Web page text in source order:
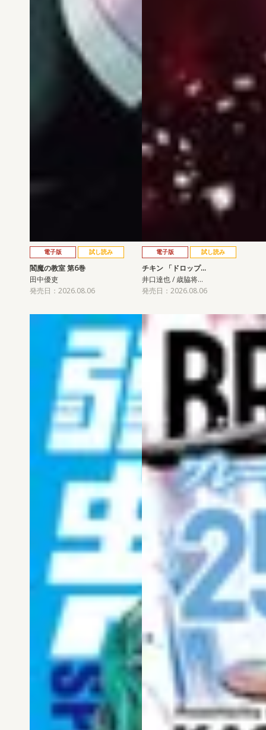
電子版 試し読み
閻魔の教室 第6巻
田中優吏
発売日：2026.08.06
電子版 試し読み
チキン 「ドロップ…
井口達也 / 歳脇将…
発売日：2026.08.06